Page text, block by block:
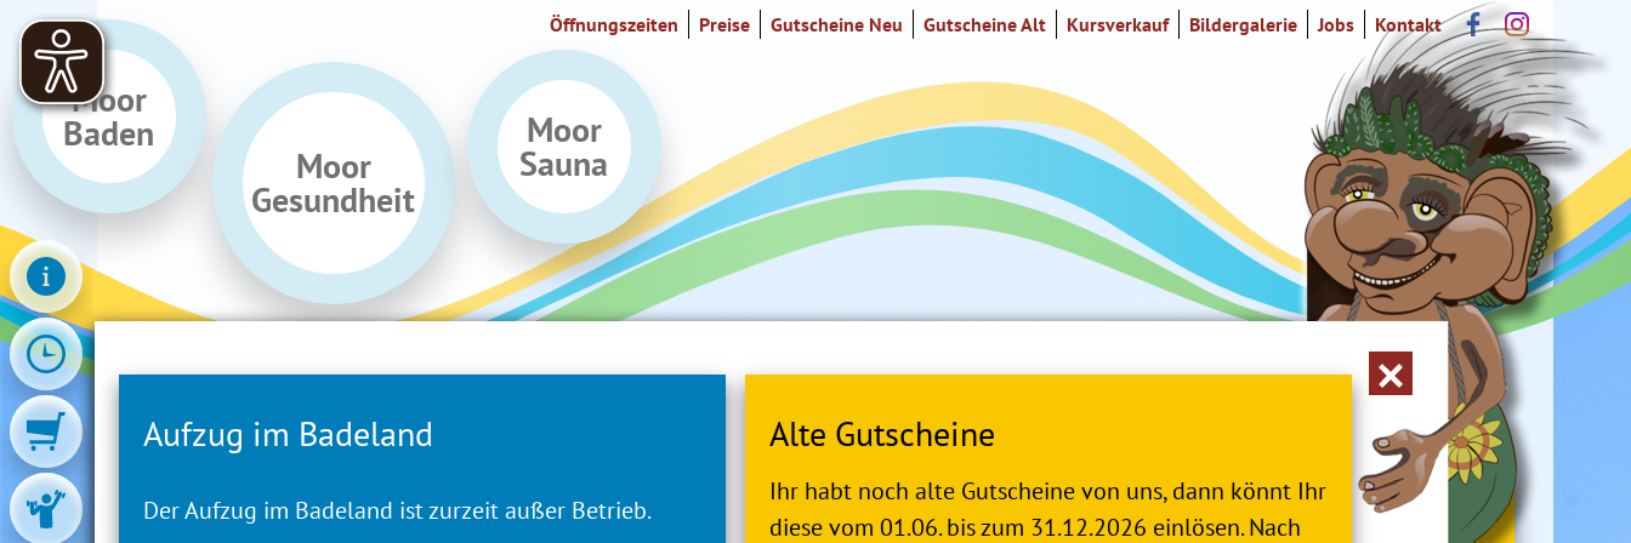
Öffnungszeiten Preise Gutscheine Neu Gutscheine Alt Kursverkauf Bildergalerie Jobs Kontakt
Moor
Baden
Moor
Gesundheit
Moor
Sauna
Aufzug im Badeland
Der Aufzug im Badeland ist zurzeit außer Betrieb.
Alte Gutscheine
Ihr habt noch alte Gutscheine von uns, dann könnt Ihr
diese vom 01.06. bis zum 31.12.2026 einlösen. Nach
Aufzug im Badeland Alte Gutscheine